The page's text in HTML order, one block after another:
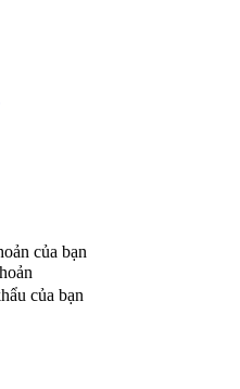
của bạn
của bạn